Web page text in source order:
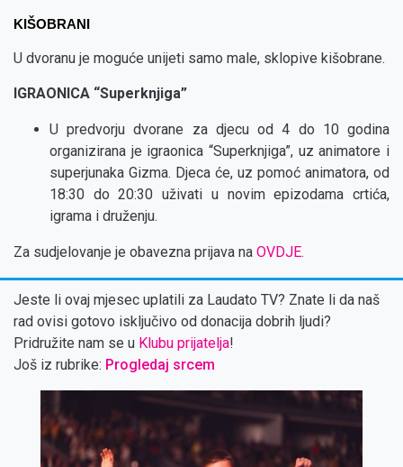
KIŠOBRANI
U dvoranu je moguće unijeti samo male, sklopive kišobrane.
IGRAONICA “Superknjiga”
U predvorju dvorane za djecu od 4 do 10 godina
organizirana je igraonica “Superknjiga”, uz animatore i
superjunaka Gizma. Djeca će, uz pomoć animatora, od
18:30 do 20:30 uživati u novim epizodama crtića,
igrama i druženju.
Za sudjelovanje je obavezna prijava na OVDJE.
Jeste li ovaj mjesec uplatili za Laudato TV? Znate li da naš
rad ovisi gotovo isključivo od donacija dobrih ljudi?
Pridružite nam se u Klubu prijatelja!
Još iz rubrike: Progledaj srcem